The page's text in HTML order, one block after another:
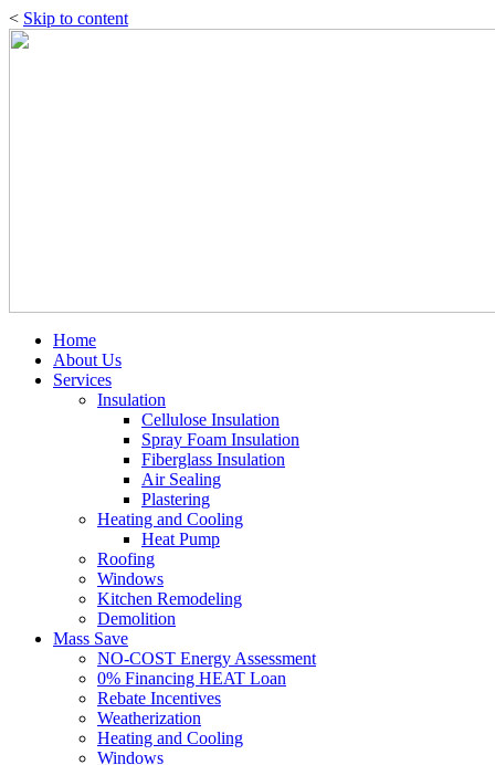
< Skip to content
Home
About Us
Services
Insulation
Cellulose Insulation
Spray Foam Insulation
Fiberglass Insulation
Air Sealing
Plastering
Heating and Cooling
Heat Pump
Roofing
Windows
Kitchen Remodeling
Demolition
Mass Save
NO-COST Energy Assessment
0% Financing HEAT Loan
Rebate Incentives
Weatherization
Heating and Cooling
Windows